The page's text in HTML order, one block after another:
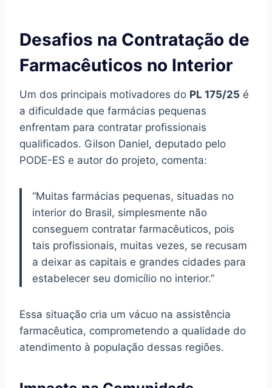
Desafios na Contratação de
Farmacêuticos no Interior
Um dos principais motivadores do PL 175/25 é
a dificuldade que farmácias pequenas
enfrentam para contratar profissionais
qualificados. Gilson Daniel, deputado pelo
PODE-ES e autor do projeto, comenta:
“Muitas farmácias pequenas, situadas no
interior do Brasil, simplesmente não
conseguem contratar farmacêuticos, pois
tais profissionais, muitas vezes, se recusam
a deixar as capitais e grandes cidades para
estabelecer seu domicílio no interior.”
Essa situação cria um vácuo na assistência
farmacêutica, comprometendo a qualidade do
atendimento à população dessas regiões.